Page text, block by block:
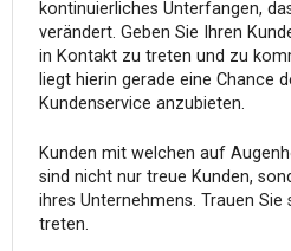
kontinuierliches Unterfangen,
verändert. Geben Sie Ihren
in Kontakt zu treten und zu
liegt hierin gerade eine Chance
Kundenservice anzubieten.
Kunden mit welchen auf
sind nicht nur treue Kunden,
ihres Unternehmens. Trauen Sie
treten.